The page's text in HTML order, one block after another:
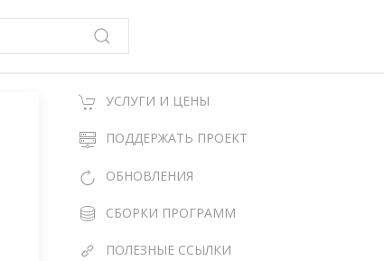
УСЛУГИ И ЦЕНЫ
ПОДДЕРЖАТЬ ПРОЕКТ
ОБНОВЛЕНИЯ
СБОРКИ ПРОГРАММ
ПОЛЕЗНЫЕ ССЫЛКИ